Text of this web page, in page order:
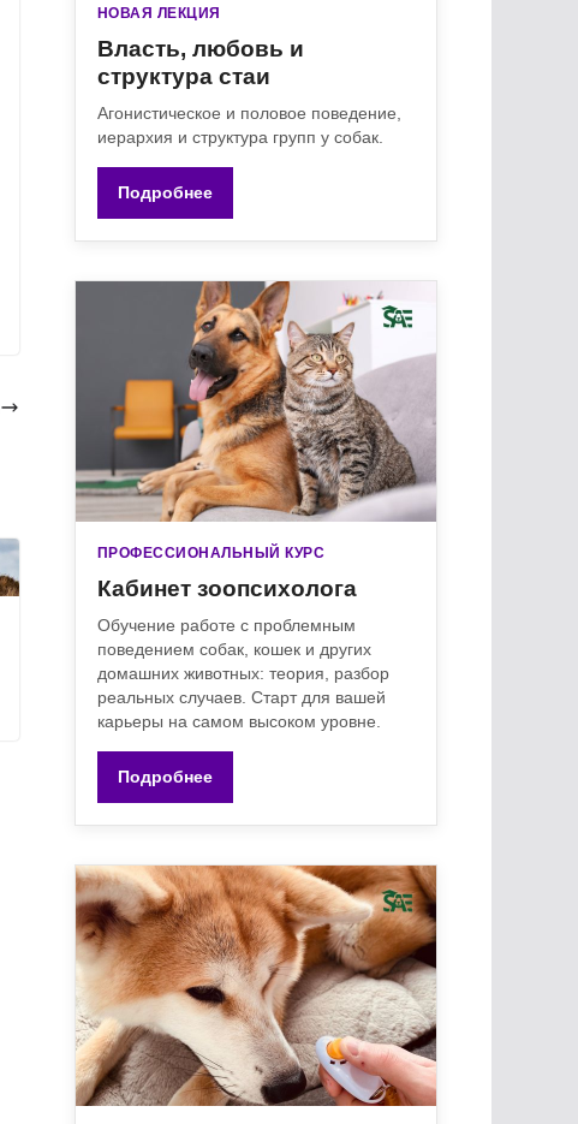
НОВАЯ ЛЕКЦИЯ
Власть, любовь и
структура стаи
Агонистическое и половое поведение,
иерархия и структура групп у собак.
Подробнее
ПРОФЕССИОНАЛЬНЫЙ КУРС
Кабинет зоопсихолога
Обучение работе с проблемным
поведением собак, кошек и других
домашних животных: теория, разбор
реальных случаев. Старт для вашей
карьеры на самом высоком уровне.
Подробнее